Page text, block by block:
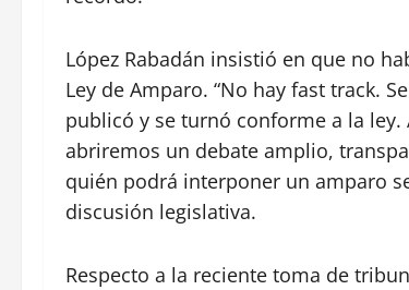
López Rabadán insistió en que no
Ley de Amparo. “No hay fast track.
publicó y se turnó conforme a la
abriremos un debate amplio,
quién podrá interponer un amparo
discusión legislativa.
Respecto a la reciente toma de